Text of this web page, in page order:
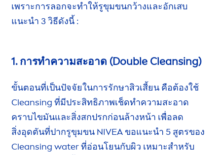
เพราะการลอกจะทำให้รูขุมขนกว้างและอักเสบ
แนะนำ 3 วิธีดังนี้ :
1. การทำความสะอาด (Double Cleansing)
ขั้นตอนที่เป็นปัจจัยในการรักษาสิวเสี้ยน คือต้องใช้
Cleansing ที่มีประสิทธิภาพเช็ดทำความสะอาด
คราบไขมันและสิ่งสกปรกก่อนล้างหน้า เพื่อลด
สิ่งอุดตันที่ปากรูขุมขน NIVEA ขอแนะนำ 5 สูตรของ
Cleansing waterที่อ่อนโยนกับผิว เหมาะสำหรับ